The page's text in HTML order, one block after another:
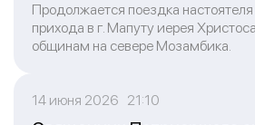
Продолжается поездка
прихода в г. Мапуту иерея
общинам на севере Мозамбика.
14 июня 2026 21:10